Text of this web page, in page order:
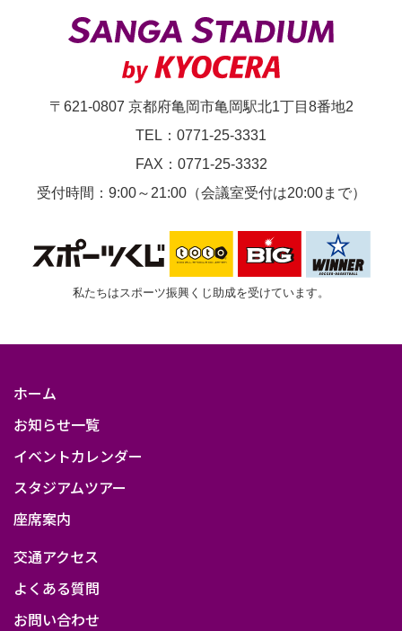
レ
ソ
ル
〒621-0807 京都府亀岡市亀岡駅北1丁目8番地2
TEL：0771-25-3331
FAX：0771-25-3332
受付時間：9:00～21:00（会議室受付は20:00まで）
私たちはスポーツ振興くじ助成を受けています。
ホーム
お知らせ一覧
イベントカレンダー
スタジアムツアー
座席案内
交通アクセス
よくある質問
お問い合わせ